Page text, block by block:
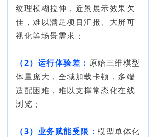
纹理模糊拉伸，近景展示效果欠
佳，难以满足项目汇报、大屏可
视化等场景需求；
（2）运行体验差： 原始三维模型
体量庞大，全域加载卡顿，多端
适配困难，难以支撑常态化在线
浏览；
（3）业务赋能受限 ： 模型单体化